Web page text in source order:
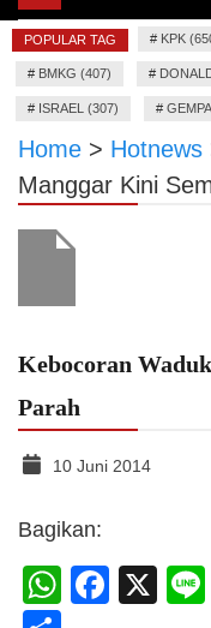
navigation
POPULAR TAG # KPK
# BMKG (407) #
# ISRAEL (307) #
Home > Hotnews
Manggar Kini
Kebocoran
Parah
10 Juni 2014
Bagikan:
X